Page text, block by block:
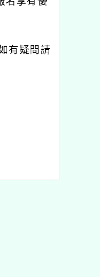
有疑問請